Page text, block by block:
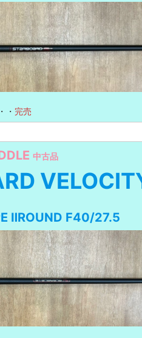
・ 完売
中古品
ⅡROUND F40/27.5